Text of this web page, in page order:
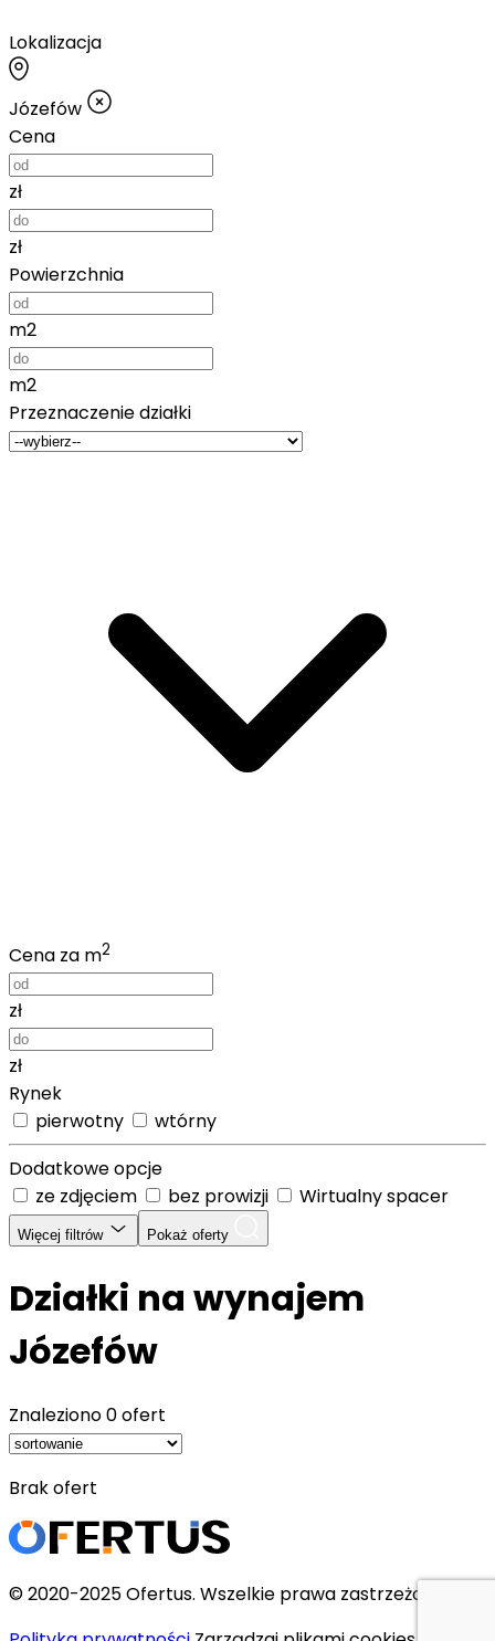
Lokalizacja
Józefów
Cena
zł
zł
Powierzchnia
m2
m2
Przeznaczenie działki
Cena za m2
zł
zł
Rynek
pierwotny
wtórny
Dodatkowe opcje
ze zdjęciem
bez prowizji Wirtualny spacer
Więcej filtrów Pokaż oferty
Działki na wynajem
Józefów
Znaleziono0 ofert
Brak ofert
© 2020-2025 Ofertus. Wszelkie prawa zastrzeżone.